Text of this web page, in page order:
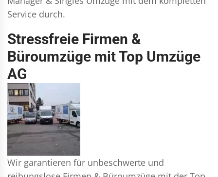
Service durch.
Stressfreie Firmen &
Büroumzüge mit Top Umzüge
AG
Wir garantieren für unbeschwerte und